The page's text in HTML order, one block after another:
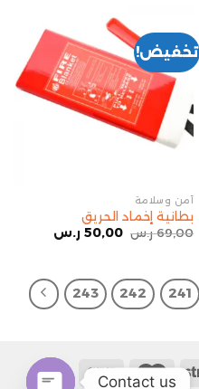
تخفيض!
أمن وسلامة
بطانية إخماد الحريق
69,00 ر.س 50,00 ر.س
241
242
243
Contact us